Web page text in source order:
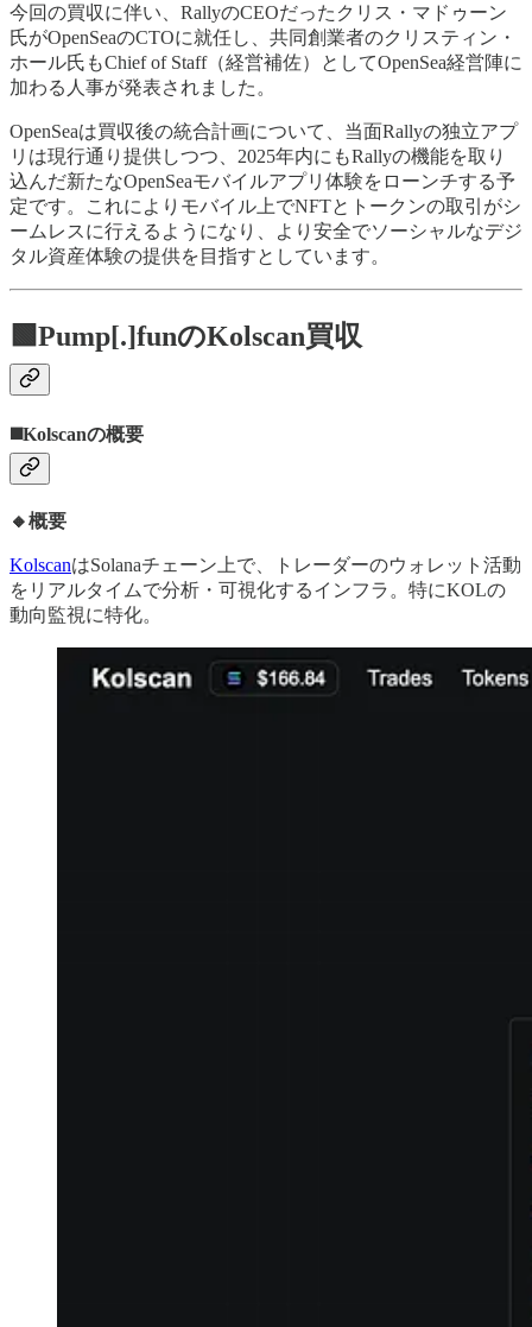
今回の買収に伴い、RallyのCEOだったクリス・マドゥーン
氏がOpenSeaのCTOに就任し、共同創業者のクリスティン・
ホール氏もChief of Staff（経営補佐）としてOpenSea経営陣に
加わる人事が発表されました。
OpenSeaは買収後の統合計画について、当面Rallyの独立アプ
リは現行通り提供しつつ、2025年内にもRallyの機能を取り
込んだ新たなOpenSeaモバイルアプリ体験をローンチする予
定です。これによりモバイル上でNFTとトークンの取引がシ
ームレスに行えるようになり、より安全でソーシャルなデジ
タル資産体験の提供を目指すとしています。
🟩Pump[.]funのKolscan買収
◼️Kolscanの概要
🔸概要
KolscanはSolanaチェーン上で、トレーダーのウォレット活動
をリアルタイムで分析・可視化するインフラ。特にKOLの
動向監視に特化。